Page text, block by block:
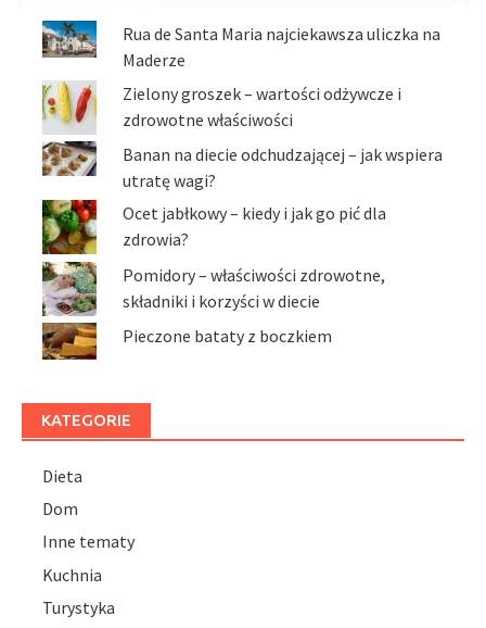
Rua de Santa Maria najciekawsza uliczka na
Maderze
Zielony groszek – wartości odżywcze i
zdrowotne właściwości
Banan na diecie odchudzającej – jak wspiera
utratę wagi?
Ocet jabłkowy – kiedy i jak go pić dla
zdrowia?
Pomidory – właściwości zdrowotne,
składniki i korzyści w diecie
Pieczone bataty z boczkiem
KATEGORIE
Dieta
Dom
Inne tematy
Kuchnia
Turystyka